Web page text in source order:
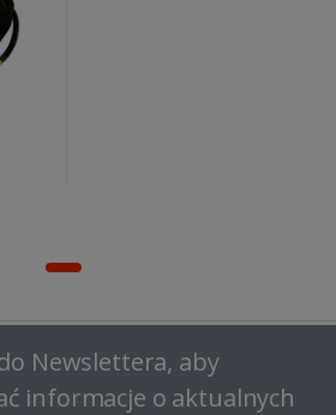
Newslettera, aby
informacje o aktualnych